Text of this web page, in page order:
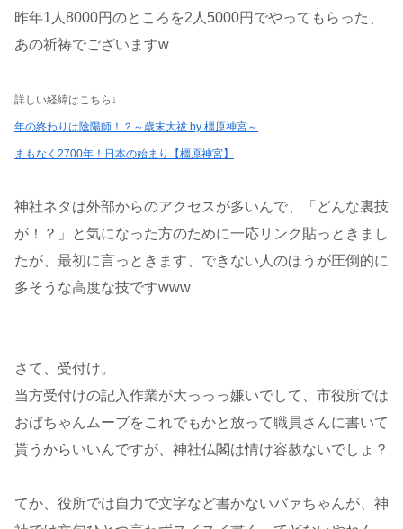
昨年1人8000円のところを2人5000円でやってもらった、
あの祈祷でございますw
詳しい経緯はこちら↓
年の終わりは陰陽師！？～歳末大祓 by 橿原神宮～
まもなく2700年！日本の始まり【橿原神宮】
神社ネタは外部からのアクセスが多いんで、「どんな裏技
が！？」と気になった方のために一応リンク貼っときまし
たが、最初に言っときます、できない人のほうが圧倒的に
多そうな高度な技ですwww
さて、受付け。
当方受付けの記入作業が大っっっ嫌いでして、市役所では
おばちゃんムーブをこれでもかと放って職員さんに書いて
貰うからいいんですが、神社仏閣は情け容赦ないでしょ？
てか、役所では自力で文字など書かないバァちゃんが、神